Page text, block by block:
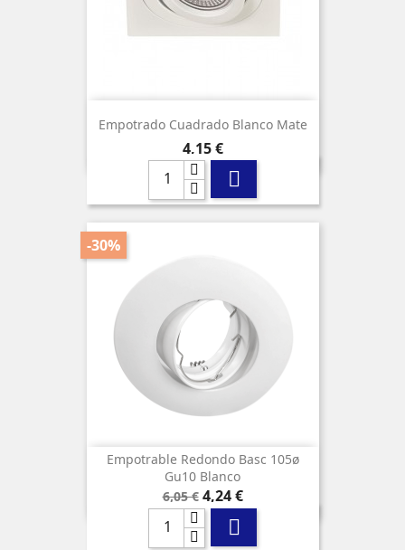
Empotrado Cuadrado Blanco Mate
Precio
4,15 €

Empotrable Redondo Basc 105ø
Gu10 Blanco
Precio
base
6,05 €
-30%
Precio
4,24 €
